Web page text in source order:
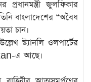
জুলফিকার
বাংলাদেশের “অবৈধ
চান।
স্ট্যানলি ওলপার্টের
এ আছে।